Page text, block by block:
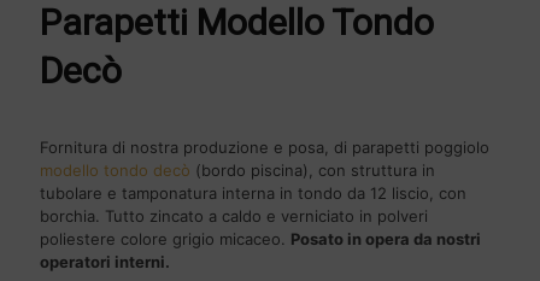
Parapetti Modello Tondo
Decò
Fornitura di nostra produzione e posa, di parapetti poggiolo
modello tondo decò (bordo piscina), con struttura in
tubolare e tamponatura interna in tondo da 12 liscio, con
borchia. Tutto zincato a caldo e verniciato in polveri
poliestere colore grigio micaceo. Posato in opera da nostri
operatori interni.